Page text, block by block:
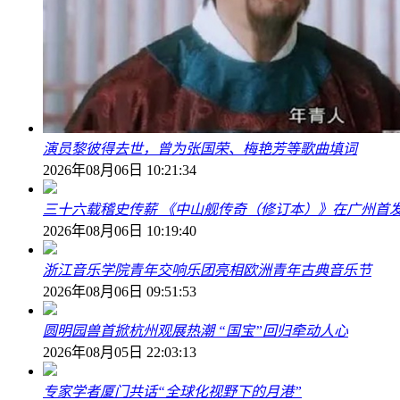
演员黎彼得去世，曾为张国荣、梅艳芳等歌曲填词
2026年08月06日 10:21:34
三十六载稽史传薪 《中山舰传奇（修订本）》在广州首
2026年08月06日 10:19:40
浙江音乐学院青年交响乐团亮相欧洲青年古典音乐节
2026年08月06日 09:51:53
圆明园兽首掀杭州观展热潮 “国宝”回归牵动人心
2026年08月05日 22:03:13
专家学者厦门共话“全球化视野下的月港”